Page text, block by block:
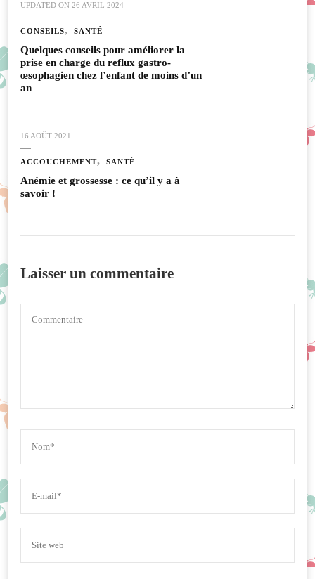
UPDATED ON 26 AVRIL 2024
CONSEILS SANTÉ
Quelques conseils pour améliorer la
prise en charge du reflux gastro-
œsophagien chez l’enfant de moins d’un
an
16 AOÛT 2021
ACCOUCHEMENT SANTÉ
Anémie et grossesse : ce qu’il y a à
savoir !
Laisser un commentaire